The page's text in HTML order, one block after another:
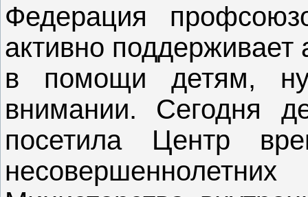
Федерация
активно
в помощи детям,
внимании. Сегодня
посетила Центр